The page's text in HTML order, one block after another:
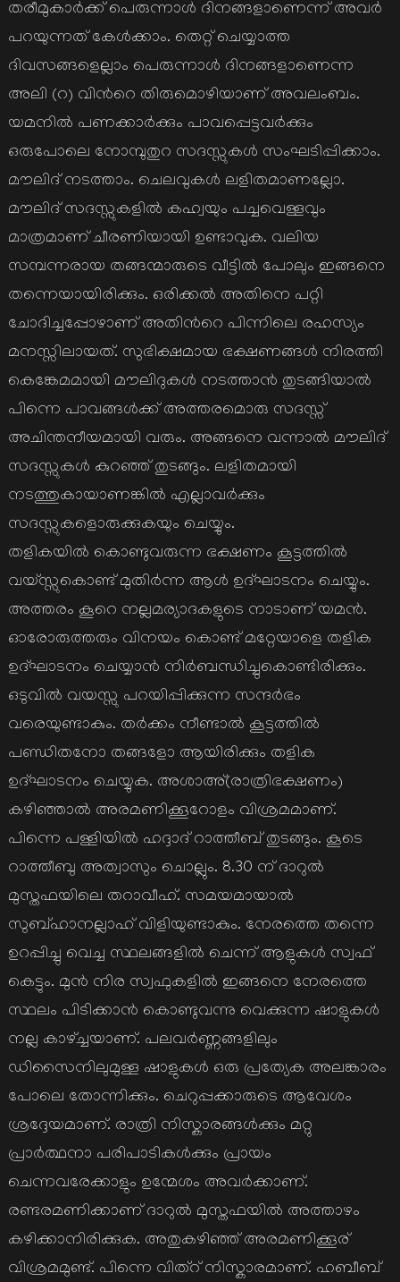
തരീമുകാര്‍ക്ക് പെരുന്നാള്‍ ദിനങ്ങളാണെന്ന് അവര്‍
പറയുന്നത് കേള്‍ക്കാം. തെറ്റ് ചെയ്യാത്ത
ദിവസങ്ങളെല്ലാം പെരുന്നാള്‍ ദിനങ്ങളാണെന്ന
അലി (റ) വിന്‍റെ തിരുമൊഴിയാണ് അവലംബം.
യമനില്‍ പണക്കാര്‍ക്കും പാവപ്പെട്ടവര്‍ക്കും
ഒരുപോലെ നോമ്പുതുറ സദസ്സുകള്‍ സംഘടിപ്പിക്കാം.
മൗലിദ് നടത്താം. ചെലവുകള്‍ ലളിതമാണല്ലോ.
മൗലിദ് സദസ്സുകളില്‍ കഹ്വയും പച്ചവെള്ളവും
മാത്രമാണ് ചീരണിയായി ഉണ്ടാവുക. വലിയ
സമ്പന്നരായ തങ്ങന്മാരുടെ വീട്ടില്‍ പോലും ഇങ്ങനെ
തന്നെയായിരിക്കും. ഒരിക്കല്‍ അതിനെ പറ്റി
ചോദിച്ചപ്പോഴാണ് അതിന്‍റെ പിന്നിലെ രഹസ്യം
മനസ്സിലായത്. സുഭിക്ഷമായ ഭക്ഷണങ്ങള്‍ നിരത്തി
കെങ്കേമമായി മൗലിദുകള്‍ നടത്താന്‍ തുടങ്ങിയാല്‍
പിന്നെ പാവങ്ങള്‍ക്ക് അത്തരമൊരു സദസ്സ്
അചിന്തനീയമായി വരും. അങ്ങനെ വന്നാല്‍ മൗലിദ്
സദസ്സുകള്‍ കുറഞ്ഞ് തുടങ്ങും. ലളിതമായി
നടത്തുകായാണങ്കില്‍ എല്ലാവര്‍ക്കും
സദസ്സുകളൊരുക്കുകയും ചെയ്യും.
തളികയില്‍ കൊണ്ടുവരുന്ന ഭക്ഷണം കൂട്ടത്തില്‍
വയ്സ്സുകൊണ്ട് മുതിര്‍ന്ന ആള്‍ ഉദ്ഘാടനം ചെയ്യും.
അത്തരം കൂറെ നല്ലമര്യാദകളുടെ നാടാണ് യമന്‍.
ഓരോരുത്തരും വിനയം കൊണ്ട് മറ്റേയാളെ തളിക
ഉദ്ഘാടനം ചെയ്യാന്‍ നിര്‍ബന്ധിച്ചുകൊണ്ടിരിക്കും.
ഒടുവില്‍ വയസ്സു പറയിപ്പിക്കുന്ന സന്ദര്‍ഭം
വരെയുണ്ടാകും. തര്‍ക്കം നീണ്ടാല്‍ കൂട്ടത്തില്‍
പണ്ഡിതനോ തങ്ങളോ ആയിരിക്കും തളിക
ഉദ്ഘാടനം ചെയ്യുക. അശാഅ്(രാത്രിഭക്ഷണം)
കഴിഞ്ഞാല്‍ അരമണിക്കൂറോളം വിശ്രമമാണ്.
പിന്നെ പള്ളിയില്‍ ഹദ്ദാദ് റാത്തീബ് തുടങ്ങും. കൂടെ
റാത്തീബു അത്വാസും ചൊല്ലും. 8.30 ന് ദാറുല്‍
മുസ്തഫയിലെ തറാവീഹ്. സമയമായാല്‍
സുബ്ഹാനല്ലാഹ് വിളിയുണ്ടാകും. നേരത്തെ തന്നെ
ഉറപ്പിച്ചു വെച്ച സ്ഥലങ്ങളില്‍ ചെന്ന് ആളുകള്‍ സ്വഫ്
കെട്ടും. മുന്‍ നിര സ്വഫുകളില്‍ ഇങ്ങനെ നേരത്തെ
സ്ഥലം പിടിക്കാന്‍ കൊണ്ടുവന്നു വെക്കുന്ന ഷാളുകള്‍
നല്ല കാഴ്ച്ചയാണ്. പലവര്‍ണ്ണങ്ങളിലും
ഡിസൈനിലുമുള്ള ഷാളുകള്‍ ഒരു പ്രത്യേക അലങ്കാരം
പോലെ തോന്നിക്കും. ചെറുപ്പക്കാരുടെ ആവേശം
ശ്രദ്ദേയമാണ്. രാത്രി നിസ്കാരങ്ങള്‍ക്കും മറ്റു
പ്രാര്‍ത്ഥനാ പരിപാടികള്‍ക്കും പ്രായം
ചെന്നവരേക്കാളും ഉന്മേശം അവര്‍ക്കാണ്.
രണ്ടരമണിക്കാണ് ദാറുല്‍ മുസ്തഫയില്‍ അത്താഴം
കഴിക്കാനിരിക്കുക. അതുകഴിഞ്ഞ് അരമണിക്കൂര്
വിശ്രമമുണ്ട്. പിന്നെ വിത്റ് നിസ്കാരമാണ്. ഹബീബ്